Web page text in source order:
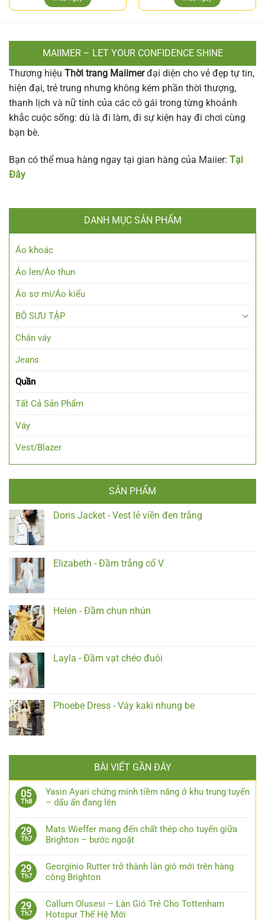
MAIIMER – LET YOUR CONFIDENCE SHINE
Thương hiệu Thời trang Maiimerđại diện cho vẻ đẹp tự tin,
hiện đại, trẻ trung nhưng không kém phần thời thượng,
thanh lịch và nữ tính của các cô gái trong từng khoảnh
khắc cuộc sống: dù là đi làm, đi sự kiện hay đi chơi cùng
bạn bè.
Bạn có thể mua hàng ngay tại gian hàng của Maiier: Tại
Đây
DANH MỤC SẢN PHẨM
Áo khoác
Áo len/Áo thun
Áo sơ mi/Áo kiểu
BỘ SƯU TẬP
Chân váy
Jeans
Quần
Tất Cả Sản Phẩm
Váy
Vest/Blazer
SẢN PHẨM
Doris Jacket - Vest lẻ viền đen trắng
Elizabeth - Đầm trắng cổ V
Helen - Đầm chun nhún
Layla - Đầm vạt chéo đuôi
Phoebe Dress - Váy kaki nhung be
BÀI VIẾT GẦN ĐÂY
05
Th8
Yasin Ayari chứng minh tiềm năng ở khu trung tuyến
– dấu ấn đang lên
29
Th7
Mats Wieffer mang đến chất thép cho tuyến giữa
Brighton – bước ngoặt
29
Th7
Georginio Rutter trở thành làn gió mới trên hàng
công Brighton
29
Th7
Callum Olusesi – Làn Gió Trẻ Cho Tottenham
Hotspur Thế Hệ Mới